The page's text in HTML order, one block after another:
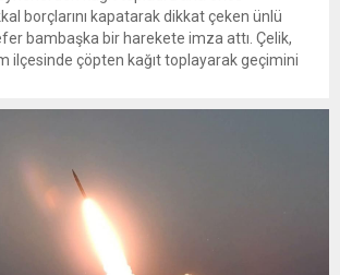
borçlarını kapatarak dikkat çeken ünlü
bambaşka bir harekete imza attı. Çelik,
ilçesinde çöpten kağıt toplayarak geçimini